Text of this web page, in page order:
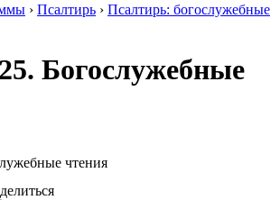
› Псалтирь › Псалтирь: богослужебные
Богослужебные
чтения